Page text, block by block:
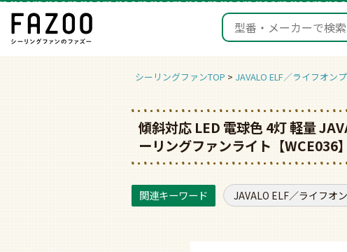
シーリングファンTOP JAVALO ELF／ライフオン
傾斜対応 LED 電球色 4灯 軽量
ーリングファンライト【WCE036】
JAVALO ELF／ライフオ